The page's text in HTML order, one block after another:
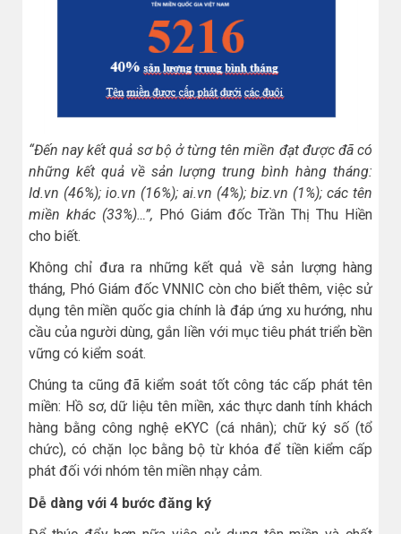
“Đến nay kết quả sơ bộ ở từng tên miền đạt được đã có
những kết quả về sản lượng trung bình hàng tháng:
Id.vn (46%); io.vn (16%); ai.vn (4%); biz.vn (1%); các tên
miền khác (33%)…”, Phó Giám đốc Trần Thị Thu Hiền
cho biết.
Không chỉ đưa ra những kết quả về sản lượng hàng
tháng, Phó Giám đốc VNNIC còn cho biết thêm, việc sử
dụng tên miền quốc gia chính là đáp ứng xu hướng, nhu
cầu của người dùng, gắn liền với mục tiêu phát triển bền
vững có kiểm soát.
Chúng ta cũng đã kiểm soát tốt công tác cấp phát tên
miền: Hồ sơ, dữ liệu tên miền, xác thực danh tính khách
hàng bằng công nghệ eKYC (cá nhân); chữ ký số (tổ
chức), có chặn lọc bằng bộ từ khóa để tiền kiểm cấp
phát đối với nhóm tên miền nhạy cảm.
Dễ dàng với 4 bước đăng ký